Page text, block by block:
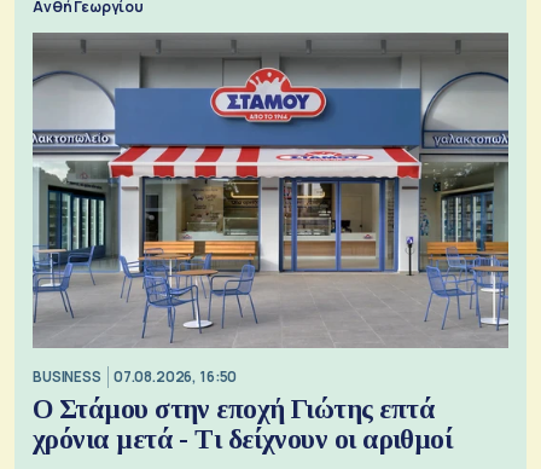
Ανθή Γεωργίου
BUSINESS 07.08.2026, 16:50
Ο Στάμου στην εποχή Γιώτης επτά
χρόνια μετά - Τι δείχνουν οι αριθμοί